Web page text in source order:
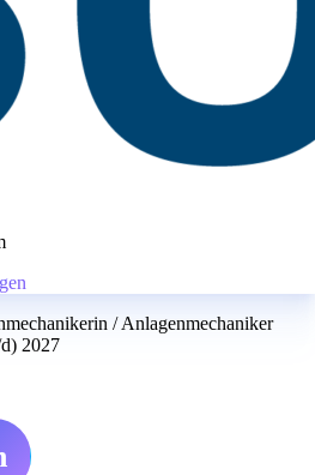
/ Anlagenmechaniker
2027